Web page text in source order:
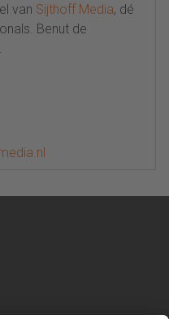
van Sijthoff Media, dé
Benut de